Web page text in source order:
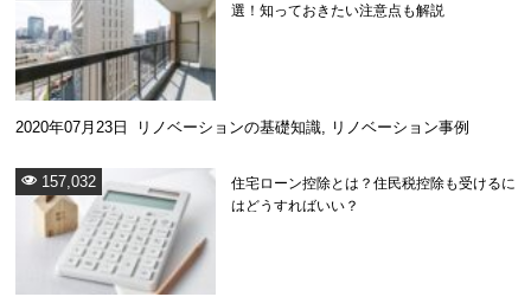
選！知っておきたい注意点も解説
2020年07月23日 リノベーションの基礎知識, リノベーション事例
住宅ローン控除とは？住民税控除も受けるに
はどうすればいい？
157,032